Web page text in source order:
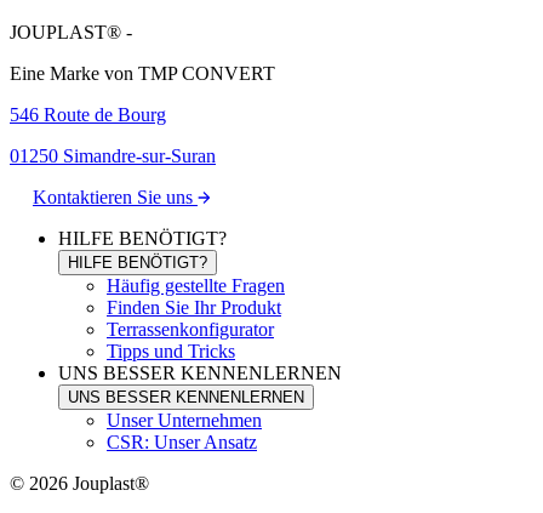
JOUPLAST® -
Eine Marke von TMP CONVERT
546 Route de Bourg
01250 Simandre-sur-Suran
Kontaktieren Sie uns
HILFE BENÖTIGT?
HILFE BENÖTIGT?
Häufig gestellte Fragen
Finden Sie Ihr Produkt
Terrassenkonfigurator
Tipps und Tricks
UNS BESSER KENNENLERNEN
UNS BESSER KENNENLERNEN
Unser Unternehmen
CSR: Unser Ansatz
© 2026 Jouplast®